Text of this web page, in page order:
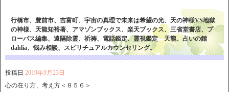
行橋市、豊前市、吉富町、宇宙の真理で未来は希望の光、天の神様VS地獄
の神様、天龍知裕著、アマゾンブックス、楽天ブックス、三省堂書店、プ
ローパス編集、遠隔除霊、祈祷、電話鑑定、霊視鑑定 天龍、占いの館
dahlia、悩み相談、スピリチュアルカウンセリング。
投稿日 2019年9月23日
心の在り方、考え方＜８５６＞